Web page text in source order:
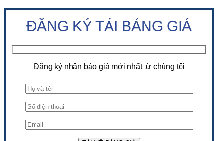
ĐĂNG KÝ TẢI BẢNG GIÁ
Đăng ký nhận báo giá mới nhất từ chúng tôi